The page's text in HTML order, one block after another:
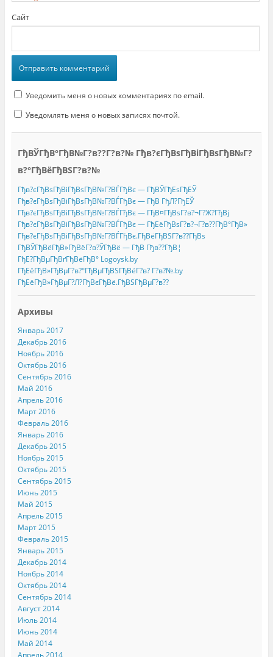
Сайт
Уведомить меня о новых комментариях по email.
Уведомлять меня о новых записях почтой.
ГђВЎГђВ°ГђВ№Г?в??Г?в?№ Гђв?єГђВѕГђВіГђВѕГђВ№Г?
в?°ГђВёГђВЅГ?в?№
Гђв?єГђВѕГђВіГђВѕГђВ№Г?ВЃГђВє — ГђВЎГђЕѕГђЕЎ
Гђв?єГђВѕГђВіГђВѕГђВ№Г?ВЃГђВє — ГђВ ГђЛ?ГђЕЎ
Гђв?єГђВѕГђВіГђВѕГђВ№Г?ВЃГђВє — ГђВ¤ГђВѕГ?в?¬Г?Ж?ГђВј
Гђв?єГђВѕГђВіГђВѕГђВ№Г?ВЃГђВє — ГђЕёГђВѕГ?в?¬Г?в??ГђВ°ГђВ»
Гђв?єГђВѕГђВіГђВѕГђВ№Г?ВЃГђВє.ГђВёГђВЅГ?в??ГђВѕ
ГђВЎГђВёГђВ»ГђВёГ?в?ЎГђВё — ГђВ Гђв??ГђВ¦
ГђЕ?ГђВµГђВґГђВёГђВ° Logoysk.by
ГђЕёГђВ»ГђВµГ?в?°ГђВµГђВЅГђВёГ?в? Г?в?№.by
ГђЕёГђВ»ГђВµГ?Л?ГђВєГђВё.ГђВЅГђВµГ?в??
Архивы
Январь 2017
Декабрь 2016
Ноябрь 2016
Октябрь 2016
Сентябрь 2016
Май 2016
Апрель 2016
Март 2016
Февраль 2016
Январь 2016
Декабрь 2015
Ноябрь 2015
Октябрь 2015
Сентябрь 2015
Июнь 2015
Май 2015
Апрель 2015
Март 2015
Февраль 2015
Январь 2015
Декабрь 2014
Ноябрь 2014
Октябрь 2014
Сентябрь 2014
Август 2014
Июль 2014
Июнь 2014
Май 2014
Апрель 2014